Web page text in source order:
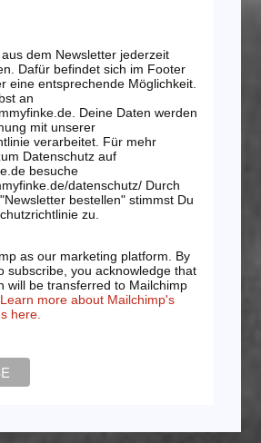
dem Newsletter jederzeit
Dafür befindet sich im Footer
eine entsprechende Möglichkeit.
an
Deine Daten werden
mit unserer
verarbeitet. Für mehr
Datenschutz auf
besuche
datenschutz/ Durch
bestellen" stimmst Du
zu.
as our marketing platform. By
subscribe, you acknowledge that
will be transferred to Mailchimp
Learn more about Mailchimp's
here.